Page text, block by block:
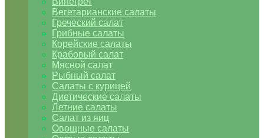
Вегетарианские салаты
Греческий салат
Грибные салаты
Корейские салаты
Крабовый салат
Мясной салат
Рыбный салат
Салаты с курицей
Диетические салаты
Летние салаты
Салат из яиц
Овощные салаты